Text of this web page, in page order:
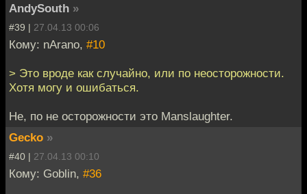
AndySouth »
#39 | 27.04.13 00:06
Кому: nArano, #10
> Это вроде как случайно, или по неосторожности.
Хотя могу и ошибаться.
Не, по не осторожности это Manslaughter.
Gecko »
#40 | 27.04.13 00:10
Кому: Goblin, #36